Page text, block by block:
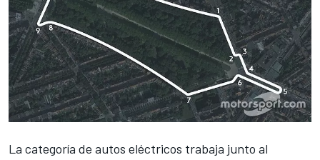
La categoría de autos eléctricos trabaja junto al